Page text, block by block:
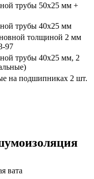
трубы 50х25 мм +
трубы 40х25 мм
толщиной 2 мм
97
трубы 40х25 мм, 2
на подшипниках 2 шт.
вата